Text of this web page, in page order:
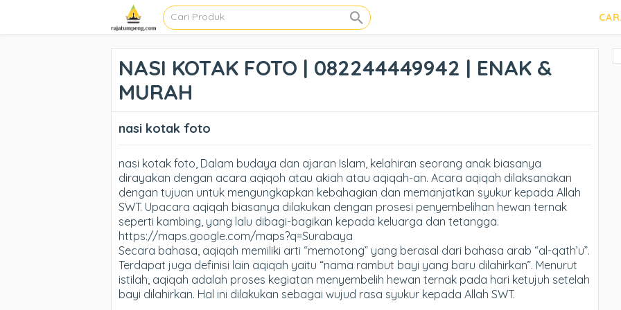
NASI KOTAK FOTO | 082244449942 | ENAK &
MURAH
nasi kotak foto
nasi kotak foto, Dalam budaya dan ajaran Islam, kelahiran seorang anak biasanya
dirayakan dengan acara aqiqoh atau akiah atau aqiqah-an. Acara aqiqah dilaksanakan
dengan tujuan untuk mengungkapkan kebahagian dan memanjatkan syukur kepada Allah
SWT. Upacara aqiqah biasanya dilakukan dengan prosesi penyembelihan hewan ternak
seperti kambing, yang lalu dibagi-bagikan kepada keluarga dan tetangga.
https://maps.google.com/maps?q=Surabaya
Secara bahasa, aqiqah memiliki arti “memotong” yang berasal dari bahasa arab “al-qath’u”.
Terdapat juga definisi lain aqiqah yaitu “nama rambut bayi yang baru dilahirkan”. Menurut
istilah, aqiqah adalah proses kegiatan menyembelih hewan ternak pada hari ketujuh setelah
bayi dilahirkan. Hal ini dilakukan sebagai wujud rasa syukur kepada Allah SWT.